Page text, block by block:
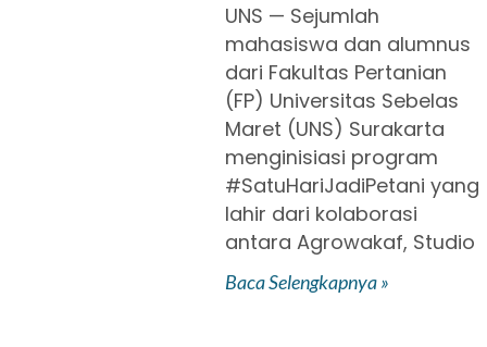
UNS — Sejumlah
mahasiswa dan alumnus
dari Fakultas Pertanian
(FP) Universitas Sebelas
Maret (UNS) Surakarta
menginisiasi program
#SatuHariJadiPetani yang
lahir dari kolaborasi
antara Agrowakaf, Studio
Baca Selengkapnya »